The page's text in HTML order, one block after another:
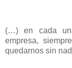
(…) en cada
empresa,
quedarnos sin